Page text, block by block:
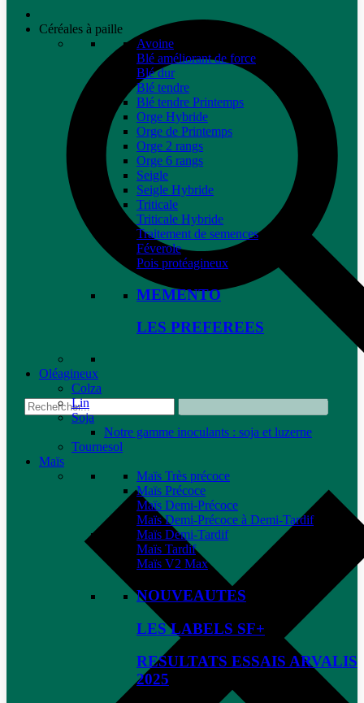
Céréales à paille
Avoine
Blé améliorant de force
Blé dur
Blé tendre
Blé tendre Printemps
Orge Hybride
Orge de Printemps
Orge 2 rangs
Orge 6 rangs
Seigle
Seigle Hybride
Triticale
Triticale Hybride
Traitement de semences
Féverole
Pois protéagineux
MEMENTO
LES PREFEREES
Oléagineux
Colza
Lin
Soja
Notre gamme inoculants : soja et luzerne
Tournesol
Maïs
Maïs Très précoce
Maïs Précoce
Maïs Demi-Précoce
Maïs Demi-Précoce à Demi-Tardif
Maïs Demi-Tardif
Maïs Tardif
Maïs V2 Max
NOUVEAUTES
LES LABELS SF+
RESULTATS ESSAIS ARVALIS
2025